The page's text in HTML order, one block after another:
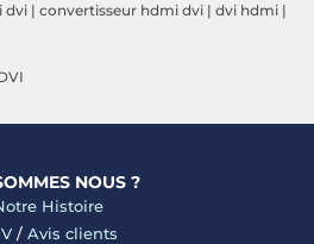
dvi | convertisseur hdmi dvi | dvi hdmi |
NOUS ?
Histoire
/ Avis clients